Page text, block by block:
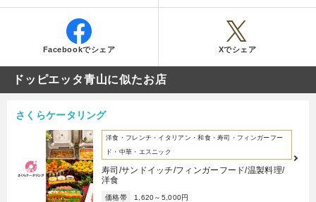
Facebookでシェア Xでシェア
ドッピエッタ青山に似たお店
さくらケータリング
洋食・フレンチ・イタリアン・和食・寿司・フィンガーフー
ド・中華・エスニック
寿司/サンドイッチ/フィンガーフード/温製料理/
洋食
価格帯 1,620～5,000円